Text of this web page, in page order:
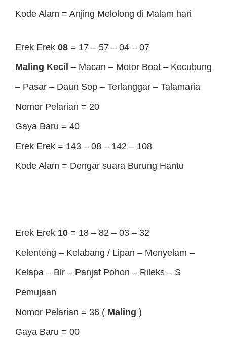
Kode Alam = Anjing Melolong di Malam hari
Erek Erek 08 = 17 – 57 – 04 – 07
Maling Kecil – Macan – Motor Boat – Kecubung
– Pasar – Daun Sop – Terlanggar – Talamaria
Nomor Pelarian = 20
Gaya Baru = 40
Erek Erek = 143 – 08 – 142 – 108
Kode Alam = Dengar suara Burung Hantu
Erek Erek 10 = 18 – 82 – 03 – 32
Kelenteng – Kelabang / Lipan – Menyelam –
Kelapa – Bir – Panjat Pohon – Rileks – S
Pemujaan
Nomor Pelarian = 36 ( Maling )
Gaya Baru = 00